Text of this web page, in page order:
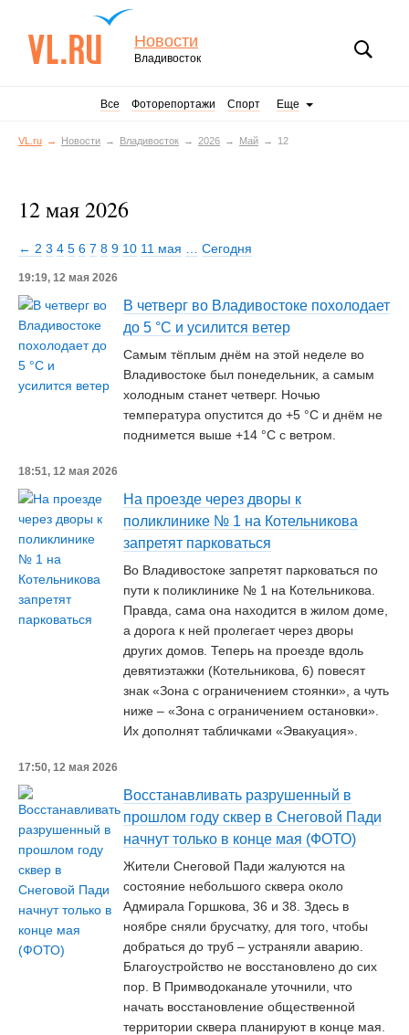
Новости
Владивосток
Все Фоторепортажи Спорт Еще
VL.ru Новости Владивосток 2026 Май 12
12 мая 2026
← 2 3 4 5 6 7 8 9 10 11 мая Сегодня
19:19, 12 мая 2026
В четверг во Владивостоке похолодает
до 5 °С и усилится ветер
Самым тёплым днём на этой неделе во
Владивостоке был понедельник, а самым
холодным станет четверг. Ночью
температура опустится до +5 °С и днём не
поднимется выше +14 °С с ветром.
18:51, 12 мая 2026
На проезде через дворы к
поликлинике № 1 на Котельникова
запретят парковаться
Во Владивостоке запретят парковаться по
пути к поликлинике № 1 на Котельникова.
Правда, сама она находится в жилом доме,
а дорога к ней пролегает через дворы
других домов. Теперь на проезде вдоль
девятиэтажки (Котельникова, 6) повесят
знак «Зона с ограничением стоянки», а чуть
ниже – «Зона с ограничением остановки».
Их дополнят табличками «Эвакуация».
17:50, 12 мая 2026
Восстанавливать разрушенный в
прошлом году сквер в Снеговой Пади
начнут только в конце мая (ФОТО)
Жители Снеговой Пади жалуются на
состояние небольшого сквера около
Адмирала Горшкова, 36 и 38. Здесь в
ноябре сняли брусчатку, для того, чтобы
добраться до труб – устраняли аварию.
Благоустройство не восстановлено до сих
пор. В Примводоканале уточнили, что
начать восстановление общественной
территории сквера планируют в конце мая.